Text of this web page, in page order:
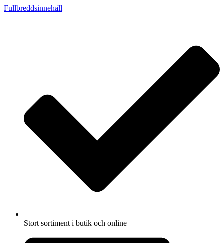
Fullbreddsinnehåll
Stort sortiment i butik och online